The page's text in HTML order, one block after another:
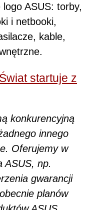
logo ASUS: torby,
i netbooki,
kable,
startuje z
konkurencyjną
innego
Oferujemy w
ASUS, np.
gwarancji
planów